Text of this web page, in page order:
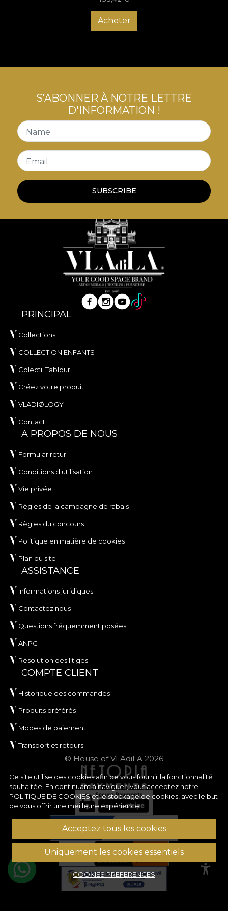
Acheter
Ce site utilise des cookies afin de vous fournir la fonctionnalité
souhaitée. En continuant à naviguer, vous acceptez notre
POLITIQUE DE COOKIESet le stockage de cookies, avec le but
de vous offrir une meilleure expérience.
Acceptez tous les cookies
Uniquement les cookies essentiels
COOKIES PREFERENCES
S'ABONNER À NOTRE LETTRE
D'INFORMATION !
Name
Email
SUBSCRIBE
PRINCIPAL
Collections
COLLECTION ENFANTS
Colectii Tablouri
Créez votre produit
VLADIØLOGY
Contact
A PROPOS DE NOUS
Formular retur
Conditions d'utilisation
Vie privée
Règles de la campagne de rabais
Règles du concours
Politique en matière de cookies
Plan du site
ASSISTANCE
Informations juridiques
Contactez nous
Questions fréquemment posées
ANPC
Résolution des litiges
COMPTE CLIENT
Historique des commandes
Produits préférés
Modes de paiement
Transport et retours
© House of VLAdiLA 2026